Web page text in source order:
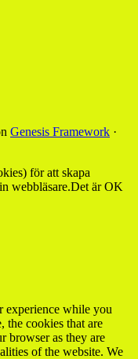
Genesis Framework ·
för att skapa
webbläsare.Det är OK
experience while you
the cookies that are
browser as they are
of the website. We